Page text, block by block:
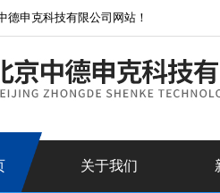
德申克科技有限公司网站！
关于我们